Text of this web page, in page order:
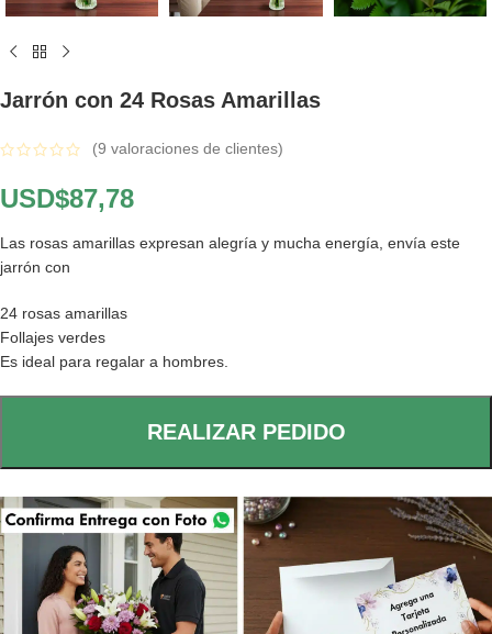
Jarrón con 24 Rosas Amarillas
(9 valoraciones de clientes)
USD$87,78
Las rosas amarillas expresan alegría y mucha energía, envía este
jarrón con
24 rosas amarillas
Follajes verdes
Es ideal para regalar a hombres.
REALIZAR PEDIDO